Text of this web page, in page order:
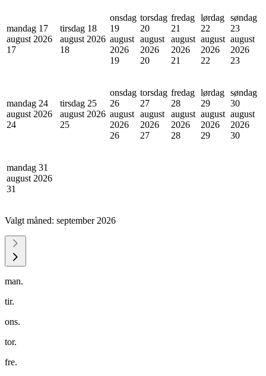
mandag 17
august 2026
17
tirsdag 18
august 2026
18
onsdag
19
august
2026
19
torsdag
20
august
2026
20
fredag
21
august
2026
21
lørdag
22
august
2026
22
søndag
23
august
2026
23
mandag 24
august 2026
24
tirsdag 25
august 2026
25
onsdag
26
august
2026
26
torsdag
27
august
2026
27
fredag
28
august
2026
28
lørdag
29
august
2026
29
søndag
30
august
2026
30
mandag 31
august 2026
31
Valgt måned: september 2026
man.
tir.
ons.
tor.
fre.